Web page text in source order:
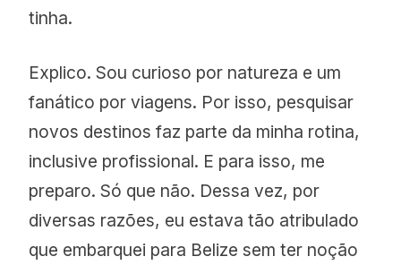
tinha.
Explico. Sou curioso por natureza e um
fanático por viagens. Por isso, pesquisar
novos destinos faz parte da minha rotina,
inclusive profissional. E para isso, me
preparo. Só que não. Dessa vez, por
diversas razões, eu estava tão atribulado
que embarquei para Belize sem ter noção